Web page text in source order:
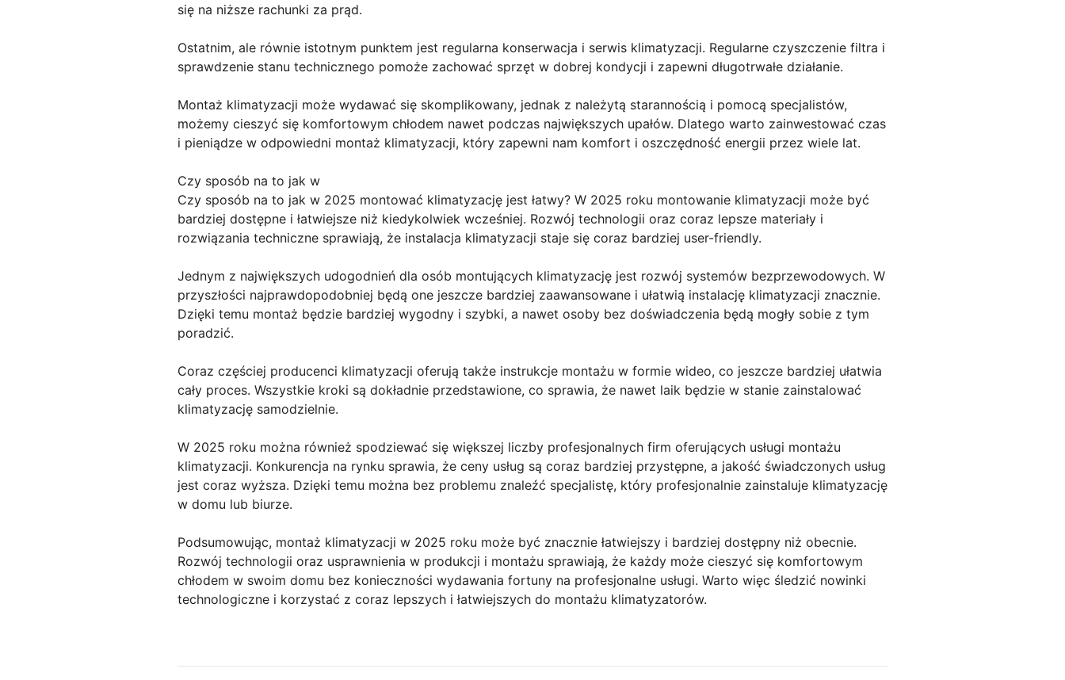
się na niższe rachunki za prąd.
Ostatnim, ale równie istotnym punktem jest regularna konserwacja i serwis klimatyzacji. Regularne czyszczenie filtra i
sprawdzenie stanu technicznego pomoże zachować sprzęt w dobrej kondycji i zapewni długotrwałe działanie.
Montaż klimatyzacji może wydawać się skomplikowany, jednak z należytą starannością i pomocą specjalistów,
możemy cieszyć się komfortowym chłodem nawet podczas największych upałów. Dlatego warto zainwestować czas
i pieniądze w odpowiedni montaż klimatyzacji, który zapewni nam komfort i oszczędność energii przez wiele lat.
Czy sposób na to jak w
Czy sposób na to jak w 2025 montować klimatyzację jest łatwy? W 2025 roku montowanie klimatyzacji może być
bardziej dostępne i łatwiejsze niż kiedykolwiek wcześniej. Rozwój technologii oraz coraz lepsze materiały i
rozwiązania techniczne sprawiają, że instalacja klimatyzacji staje się coraz bardziej user-friendly.
Jednym z największych udogodnień dla osób montujących klimatyzację jest rozwój systemów bezprzewodowych. W
przyszłości najprawdopodobniej będą one jeszcze bardziej zaawansowane i ułatwią instalację klimatyzacji znacznie.
Dzięki temu montaż będzie bardziej wygodny i szybki, a nawet osoby bez doświadczenia będą mogły sobie z tym
poradzić.
Coraz częściej producenci klimatyzacji oferują także instrukcje montażu w formie wideo, co jeszcze bardziej ułatwia
cały proces. Wszystkie kroki są dokładnie przedstawione, co sprawia, że nawet laik będzie w stanie zainstalować
klimatyzację samodzielnie.
W 2025 roku można również spodziewać się większej liczby profesjonalnych firm oferujących usługi montażu
klimatyzacji. Konkurencja na rynku sprawia, że ceny usług są coraz bardziej przystępne, a jakość świadczonych usług
jest coraz wyższa. Dzięki temu można bez problemu znaleźć specjalistę, który profesjonalnie zainstaluje klimatyzację
w domu lub biurze.
Podsumowując, montaż klimatyzacji w 2025 roku może być znacznie łatwiejszy i bardziej dostępny niż obecnie.
Rozwój technologii oraz usprawnienia w produkcji i montażu sprawiają, że każdy może cieszyć się komfortowym
chłodem w swoim domu bez konieczności wydawania fortuny na profesjonalne usługi. Warto więc śledzić nowinki
technologiczne i korzystać z coraz lepszych i łatwiejszych do montażu klimatyzatorów.